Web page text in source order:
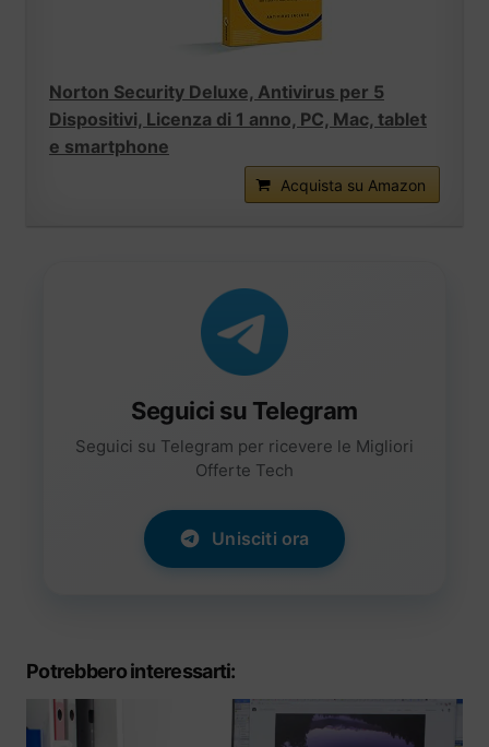
Norton Security Deluxe, Antivirus per 5
Dispositivi, Licenza di 1 anno, PC, Mac, tablet
e smartphone
Acquista su Amazon
Seguici su Telegram
Seguici su Telegram per ricevere le Migliori
Offerte Tech
Unisciti ora
Potrebbero interessarti: